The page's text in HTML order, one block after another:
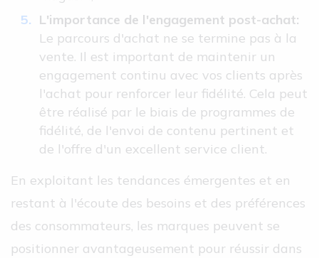
L'importance de l'engagement post-achat:
Le parcours d'achat ne se termine pas à la
vente. Il est important de maintenir un
engagement continu avec vos clients après
l'achat pour renforcer leur fidélité. Cela peut
être réalisé par le biais de programmes de
fidélité, de l'envoi de contenu pertinent et
de l'offre d'un excellent service client.
En exploitant les tendances émergentes et en
restant à l'écoute des besoins et des préférences
des consommateurs, les marques peuvent se
positionner avantageusement pour réussir dans